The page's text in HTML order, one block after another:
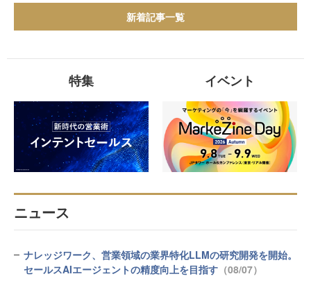
新着記事一覧
特集 イベント
ニュース
ナレッジワーク、営業領域の業界特化LLMの研究開発を開始。
セールスAIエージェントの精度向上を目指す （08/07）